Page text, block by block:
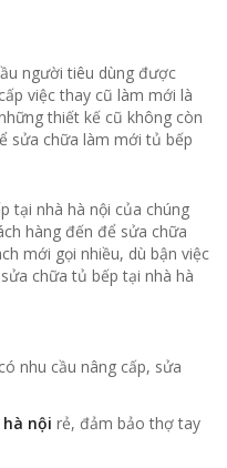
người tiêu dùng được
việc thay cũ làm mới là
thiết kế cũ không còn
sửa chữa làm mới tủ bếp
tại nhà hà nội của chúng
hàng đến để sửa chữa
mới gọi nhiều, dù bận việc
chữa tủ bếp tại nhà hà
nhu cầu nâng cấp, sửa
nội rẻ, đảm bảo thợ tay